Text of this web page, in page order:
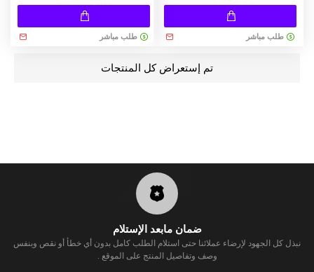
طلب مباشر طلب مباشر
تم إستعراض كل المنتجات
ضمان مابعد الإستلام
نبذل كل الجهود لإرضاء عملائنا حتى استلام الطلب كامل بدون أي خطأ أو نقص وبنفس
وصف وتفاصيل المنتج على الموقع .